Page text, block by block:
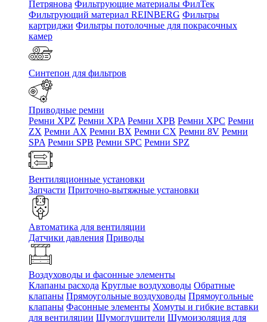
Петрянова Фильтрующие материалы ФилТек
Фильтрующий материал REINBERG Фильтры
картриджи Фильтры потолочные для покрасочных
камер
Синтепон для фильтров
Приводные ремни
Ремни XPZ Ремни XPA Ремни XPB Ремни XPC Ремни
ZX Ремни AX Ремни BX Ремни CX Ремни 8V Ремни
SPA Ремни SPB Ремни SPC Ремни SPZ
Вентиляционные установки
Запчасти Приточно-вытяжные установки
Автоматика для вентиляции
Датчики давления Приводы
Воздуховоды и фасонные элементы
Клапаны расхода Круглые воздуховоды Обратные
клапаны Прямоугольные воздуховоды Прямоугольные
клапаны Фасонные элементы Хомуты и гибкие вставки
для вентиляции Шумоглушители Шумоизоляция для